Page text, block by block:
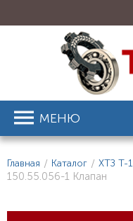
МЕНЮ
Главная / Каталог / ХТЗ Т-
150.55.056-1 Клапан